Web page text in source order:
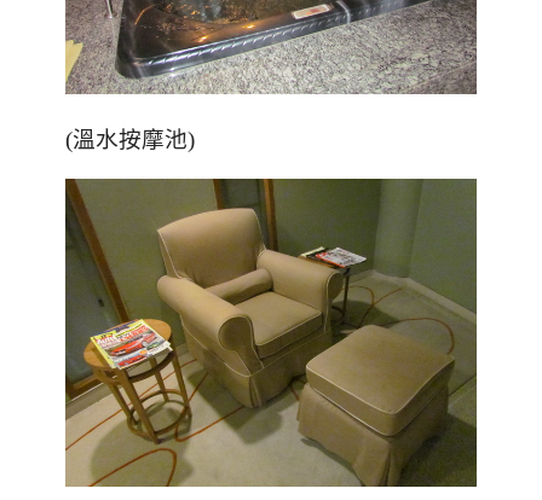
(溫水按摩池)